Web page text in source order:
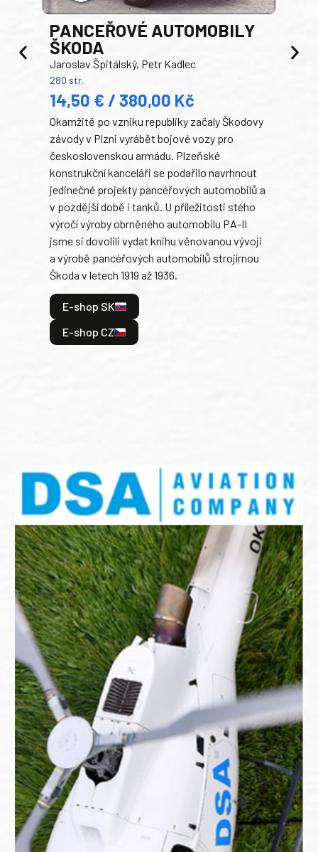
PANCEŘOVÉ AUTOMOBILY
ŠKODA
Jaroslav Špitálský, Petr Kadlec
280 str.
14,50 € / 380,00 Kč
Okamžitě po vzniku republiky začaly Škodovy
závody v Plzni vyrábět bojové vozy pro
československou armádu. Plzeňské
konstrukční kanceláři se podařilo navrhnout
jedinečné projekty pancéřových automobilů a
v pozdější době i tanků. U příležitosti stého
výročí výroby obrněného automobilu PA-II
jsme si dovolili vydat knihu věnovanou vývoji
a výrobě pancéřových automobilů strojírnou
Škoda v letech 1919 až 1936.
E-shop SK
E-shop CZ